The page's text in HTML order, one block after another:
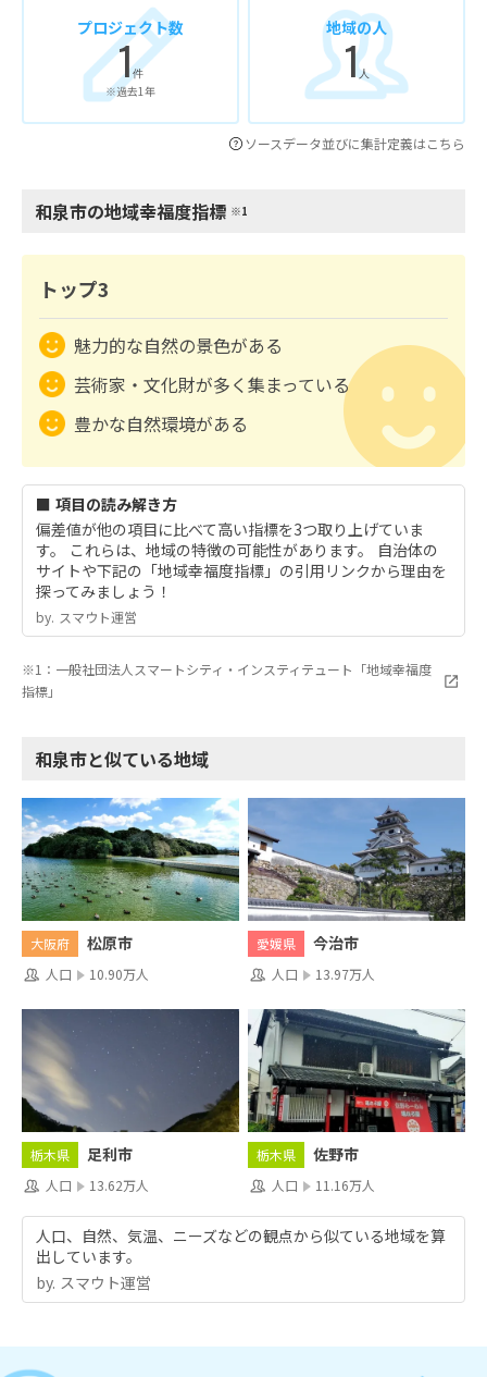
プロジェクト数
1件
※過去1年
地域の人
1人
ソースデータ並びに集計定義はこちら
和泉市の地域幸福度指標 ※1
トップ3
魅力的な自然の景色がある
芸術家・文化財が多く集まっている
豊かな自然環境がある
■ 項目の読み解き方
偏差値が他の項目に比べて高い指標を3つ取り上げていま
す。 これらは、地域の特徴の可能性があります。 自治体の
サイトや下記の「地域幸福度指標」の引用リンクから理由を
探ってみましょう！
by.︎ スマウト運営
※1：一般社団法人スマートシティ・インスティテュート「地域幸福度
指標」
和泉市と似ている地域
大阪府 松原市
人口 10.90万人
愛媛県 今治市
人口 13.97万人
栃木県 足利市
人口 13.62万人
栃木県 佐野市
人口 11.16万人
人口、自然、気温、ニーズなどの観点から似ている地域を算
出しています。
by.︎ スマウト運営